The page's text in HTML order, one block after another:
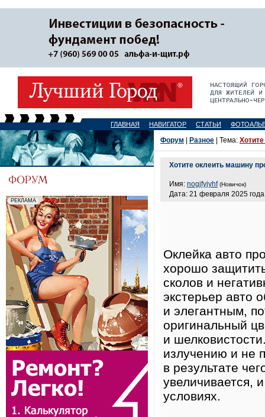
ГЛАВНАЯ НАВИГАТОР СТАТЬИ
Форум Разное | Тема:
Хотите оклеить машину
Имя: nogjfyjyhf (Новичок)
Дата: 21 февраля 2025
Оклейка авто
хорошо
сколов и
экстерьер авто
и элегантным,
оригинальный
и
излучению и не
в результате
увеличивается,
условиях.